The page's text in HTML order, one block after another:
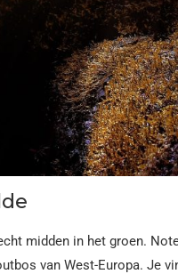
midden in het groen.
van West-Europa. Je